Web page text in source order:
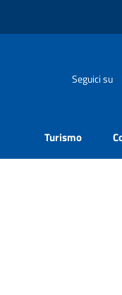
Seguici su
Turismo